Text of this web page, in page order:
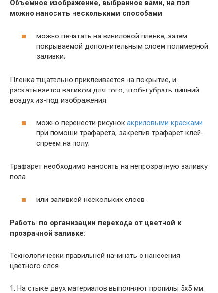
Объемное изображение, выбранное вами, на пол
можно наносить несколькими способами:
можно печатать на виниловой пленке, затем
покрываемой дополнительным слоем полимерной
заливки;
Пленка тщательно приклеивается на покрытие, и
раскатывается валиком для того, чтобы убрать лишний
воздух из-под изображения.
можно перенести рисунок акриловыми красками
при помощи трафарета, закрепив трафарет клей-
спреем на полу;
Трафарет необходимо наносить на непрозрачную заливку
пола.
или заливкой нескольких слоев.
Работы по организации перехода от цветной к
прозрачной заливке:
Технологически правильней начинать с нанесения
цветного слоя.
1. На стыке двух материалов выполняют пропилы 5х5 мм.